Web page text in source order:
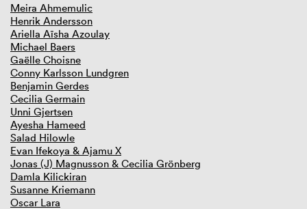
Samarbete
Press och media
Bok
GIBCA 2019
GIBCA 2017
GIBCA 2015
GIBCA 2013
GIBCA 2011
GIBCA 2009–2001
Meira Ahmemulic
Henrik Andersson
Ariella Aïsha Azoulay
Michael Baers
Gaëlle Choisne
Conny Karlsson Lundgren
Benjamin Gerdes
Cecilia Germain
Unni Gjertsen
Ayesha Hameed
Salad Hilowle
Evan Ifekoya & Ajamu X
Jonas (J) Magnusson & Cecilia Grönberg
Damla Kilickiran
Susanne Kriemann
Oscar Lara